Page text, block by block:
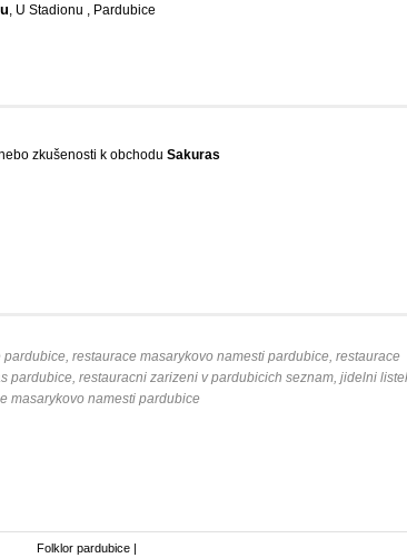
, U Stadionu , Pardubice
zkušenosti k obchoduSakuras
restaurace masarykovo namesti pardubice, restaurace
pardubice, restauracni zarizeni v pardubicich seznam, jidelni
masarykovo namesti pardubice
Folklor pardubice|